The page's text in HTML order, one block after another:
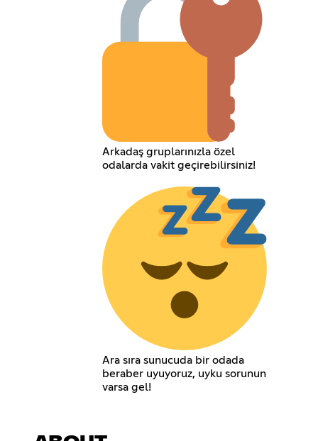
Arkadaş gruplarınızla özel
odalarda vakit geçirebilirsiniz!
Ara sıra sunucuda bir odada
beraber uyuyoruz, uyku sorunun
varsa gel!